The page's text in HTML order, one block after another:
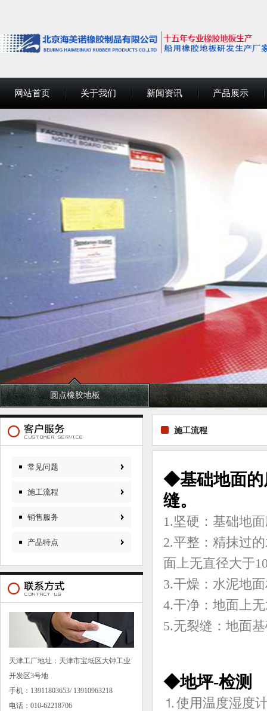
网站首页 关于我们 新闻资讯 产品展示
圆点橡胶地板
常见问题
施工流程
销售服务
产品特点
天津工厂地址：天津市宝坻区大钟工业
开发区3号地
手机：13911803653/ 13910963218
电话：010-62218706
施工流程
◆基础地面的
缝。
1.坚硬：基础地
2.平整：精抹过
面上无直径大于
3.干燥：水泥地
4.干净：地面上
5.无裂缝：地面
◆地坪-检测
⒈使用温度湿度